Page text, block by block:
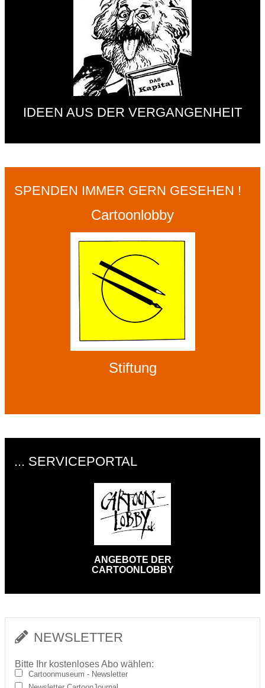
IDEEN AUS DER VERGANGENHEIT
SPENDEN IMMER GERN GESEHEN !
Cartoonlobby
Stiftung
... SERVICEPORTAL
ANGEBOTE DER
CARTOONLOBBY
NEWSLETTER
Bitte Ihr kostenloses Abo wählen:
Cartoonmuseum - Newsletter